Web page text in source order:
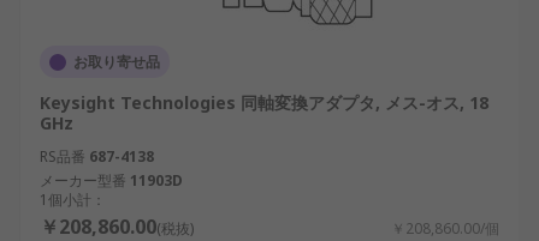
お取り寄せ品
Keysight Technologies 同軸変換アダプタ, メス-オス, 18
GHz
RS品番 687-4138
メーカー型番 11903D
1個小計：
￥208,860.00(税抜) ￥208,860.00/個